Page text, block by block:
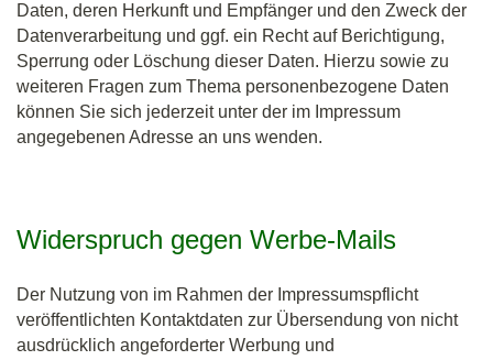
Daten, deren Herkunft und Empfänger und den Zweck der
Datenverarbeitung und ggf. ein Recht auf Berichtigung,
Sperrung oder Löschung dieser Daten. Hierzu sowie zu
weiteren Fragen zum Thema personenbezogene Daten
können Sie sich jederzeit unter der im Impressum
angegebenen Adresse an uns wenden.
Widerspruch gegen Werbe-Mails
Der Nutzung von im Rahmen der Impressumspflicht
veröffentlichten Kontaktdaten zur Übersendung von nicht
ausdrücklich angeforderter Werbung und